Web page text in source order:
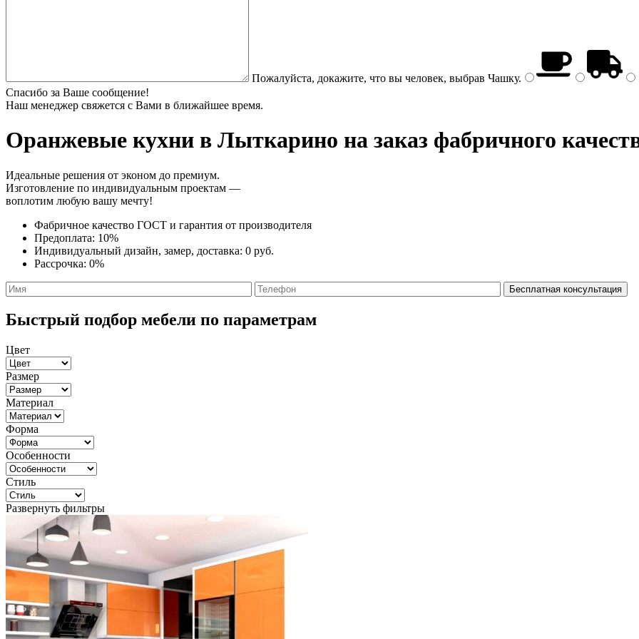
Пожалуйста, докажите, что вы человек, выбрав Чашку.
Спасибо за Ваше сообщение!
Наш менеджер свяжется с Вами в ближайшее время.
Оранжевые кухни в Лыткарино на заказ фабричного
Идеальные решения от эконом до премиум.
Изготовление по индивидуальным проектам —
воплотим любую вашу мечту!
Фабричное качество ГОСТ и гарантия от производителя
Предоплата: 10%
Индивидуальный дизайн, замер, доставка: 0 руб.
Рассрочка: 0%
Быстрый подбор мебели по параметрам
Цвет
Размер
Материал
Форма
Особенности
Стиль
Развернуть фильтры